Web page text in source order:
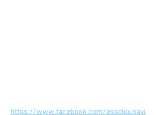
https://www.facebook.com/essolounavi